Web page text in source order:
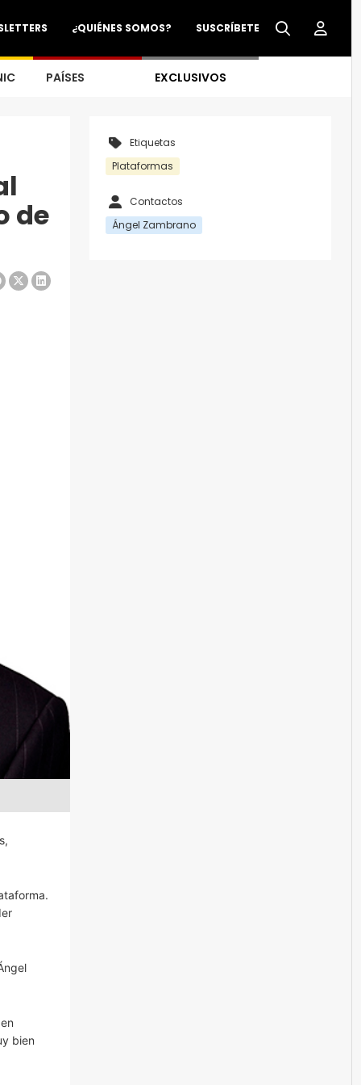
SUSCRÍBETE
¿QUIÉNES SOMOS?
PAÍSES EXCLUSIVOS
de
bien
Etiquetas
Plataformas
Contactos
Ángel Zambrano